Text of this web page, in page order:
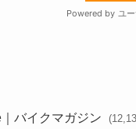
バイクマガジン